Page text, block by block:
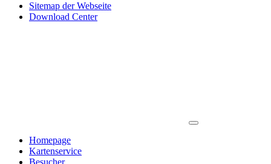
Sitemap der Webseite
Download Center
Homepage
Kartenservice
Besucher